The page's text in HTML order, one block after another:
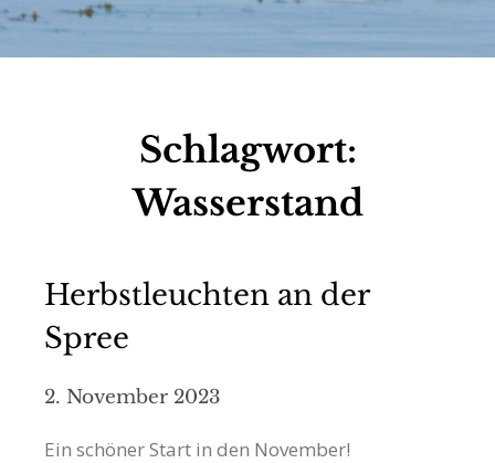
Schlagwort:
Wasserstand
Herbstleuchten an der
Spree
2. November 2023
Ein schöner Start in den November!